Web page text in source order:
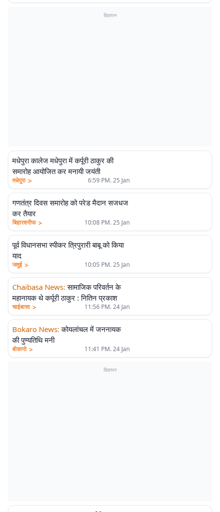
विज्ञापन
मधेपुरा कालेज मधेपुरा में कर्पूरी ठाकुर की
समारोह आयोजित कर मनायी जयंती
मधेपुरा > 6:59 PM. 25 Jan
गणतंत्र दिवस समारोह को परेड मैदान सजधज
कर तैयार
बिहारशरीफ > 10:08 PM. 25 Jan
पूर्व विधानसभा स्पीकर त्रिपुरारी बाबू को किया
याद
जमुई > 10:05 PM. 25 Jan
Chaibasa News: सामाजिक परिवर्तन के
महानायक थे कर्पूरी ठाकुर : नितिन प्रकाश
चाईबासा > 11:56 PM. 24 Jan
Bokaro News: कोयलांचल में जननायक
की पुण्यतिथि मनी
बोकारो > 11:41 PM. 24 Jan
विज्ञापन